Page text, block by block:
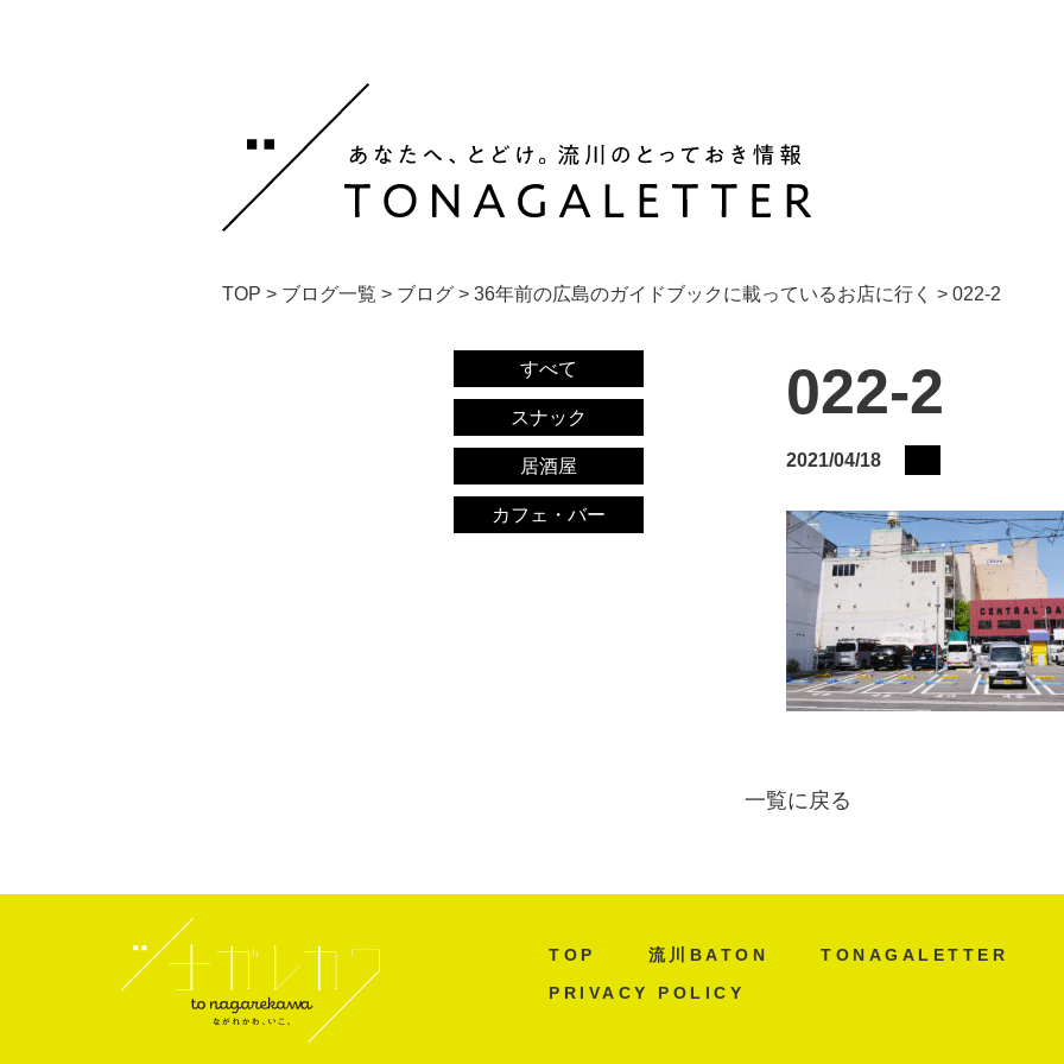
TOP > ブログ一覧 > ブログ > 36年前の広島のガイドブックに載っているお店に行く > 022-2
すべて
スナック
居酒屋
カフェ・バー
022-2
2021/04/18
一覧に戻る
TOP 流川BATON
TONAGALETTER
PRIVACY POLICY